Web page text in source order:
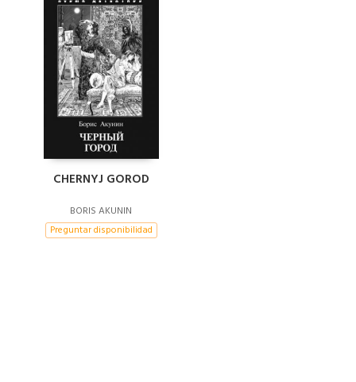
CHERNYJ GOROD
BORIS AKUNIN
Preguntar disponibilidad